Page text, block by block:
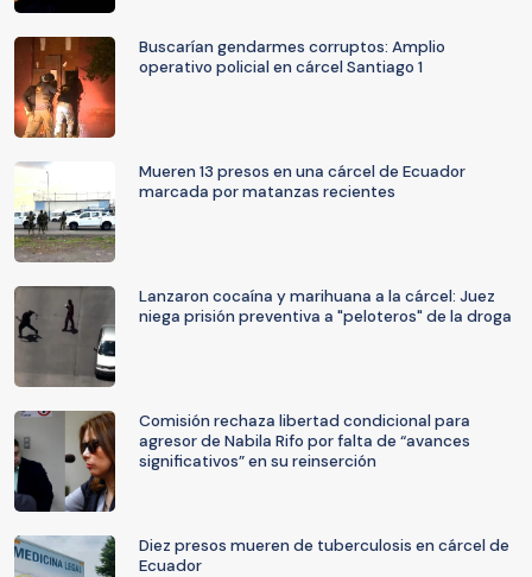
Buscarían gendarmes corruptos: Amplio
operativo policial en cárcel Santiago 1
Mueren 13 presos en una cárcel de Ecuador
marcada por matanzas recientes
Lanzaron cocaína y marihuana a la cárcel: Juez
niega prisión preventiva a "peloteros" de la droga
Comisión rechaza libertad condicional para
agresor de Nabila Rifo por falta de “avances
significativos” en su reinserción
Diez presos mueren de tuberculosis en cárcel de
Ecuador